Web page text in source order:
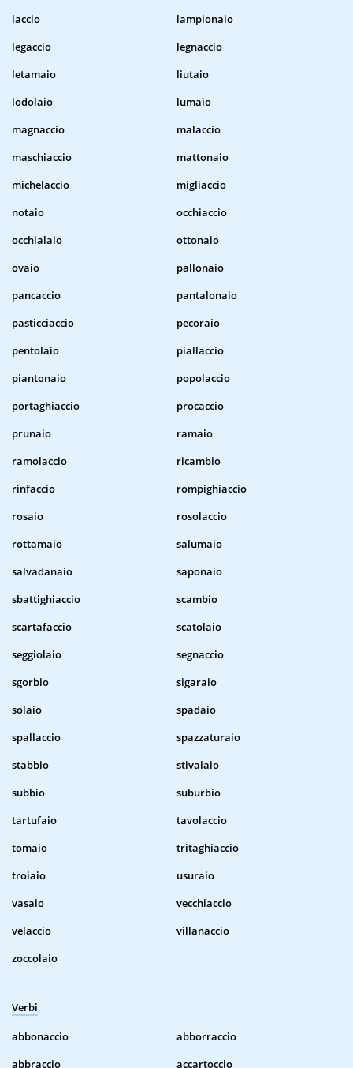
laccio
lampionaio
legaccio
legnaccio
letamaio
liutaio
lodolaio
lumaio
magnaccio
malaccio
maschiaccio
mattonaio
michelaccio
migliaccio
notaio
occhiaccio
occhialaio
ottonaio
ovaio
pallonaio
pancaccio
pantalonaio
pasticciaccio
pecoraio
pentolaio
piallaccio
piantonaio
popolaccio
portaghiaccio
procaccio
prunaio
ramaio
ramolaccio
ricambio
rinfaccio
rompighiaccio
rosaio
rosolaccio
rottamaio
salumaio
salvadanaio
saponaio
sbattighiaccio
scambio
scartafaccio
scatolaio
seggiolaio
segnaccio
sgorbio
sigaraio
solaio
spadaio
spallaccio
spazzaturaio
stabbio
stivalaio
subbio
suburbio
tartufaio
tavolaccio
tomaio
tritaghiaccio
troiaio
usuraio
vasaio
vecchiaccio
velaccio
villanaccio
zoccolaio
Verbi
abbonaccio
abborraccio
abbraccio
accartoccio